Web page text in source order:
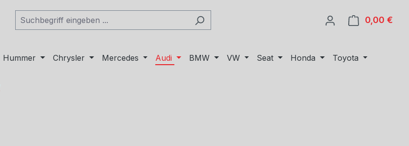
0,00 €
Hummer Chrysler Mercedes Audi BMW VW Seat Honda Toyota